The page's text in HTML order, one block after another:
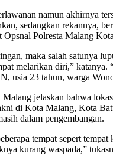
namun akhirnya
sedangkan rekannya,
Opsnal Polresta Malang
maka salah satunya
melarikan diri,” katanya.
usia 23 tahun, warga
Malang jelaskan bahwa
di Kota Malang, Kota
dalam pengembangan.
tempat sepert tempat
kurang waspada,”